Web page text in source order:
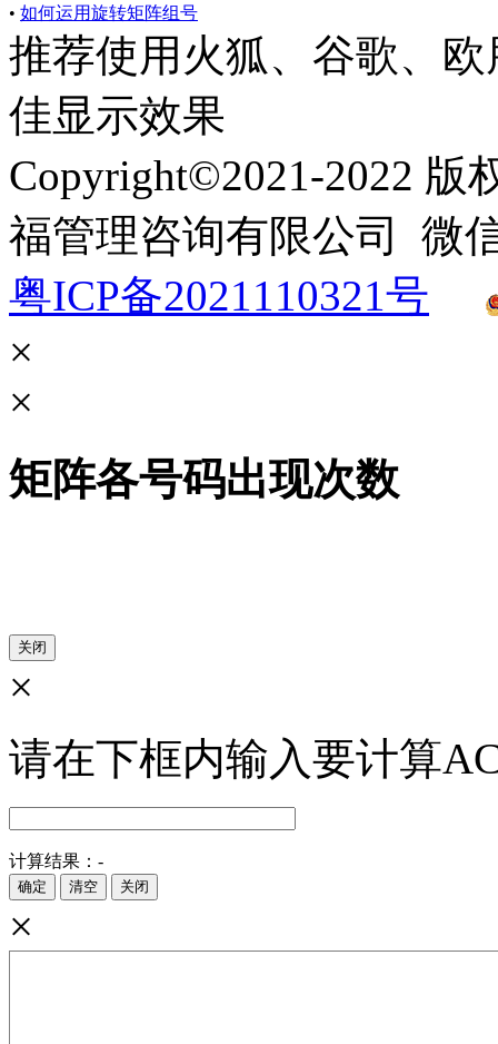
• 如何运用旋转矩阵组号
推荐使用火狐、谷歌、
佳显示效果
Copyright©2021-2022 版
福管理咨询有限公司 微
粤ICP备2021110321号
×
×
矩阵各号码出现次数
×
请在下框内输入要计算
计算结果： -
×